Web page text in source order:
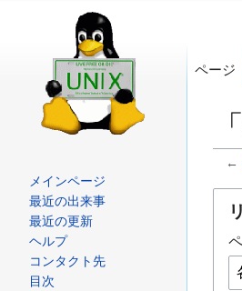
←
ページ
メインページ
最近の出来事
最近の更新
ヘルプ
コンタクト先
目次